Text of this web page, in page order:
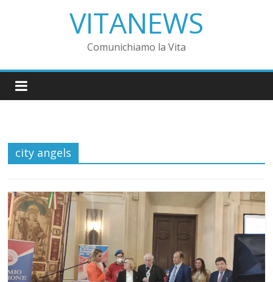
VITANEWS
Comunichiamo la Vita
city angels